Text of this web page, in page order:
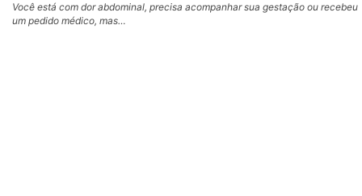
Você está com dor abdominal, precisa acompanhar sua gestação ou recebeu
um pedido médico, mas…